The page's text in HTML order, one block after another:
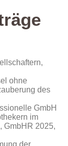
,
ohne
des
GmbH
im
, GmbHR 2025,